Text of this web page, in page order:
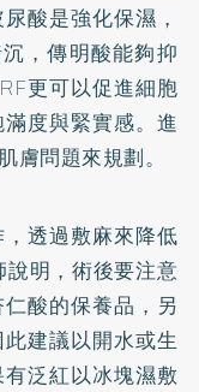
酸是強化保濕，
，傳明酸能夠抑
更可以促進細胞
度與緊實感。進
膚問題來規劃。
透過敷麻來降低
說明，術後要注意
酸的保養品，另
建議以開水或生
泛紅以冰塊濕敷